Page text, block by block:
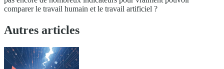
comparer le travail humain et le travail artificiel ?
Autres articles